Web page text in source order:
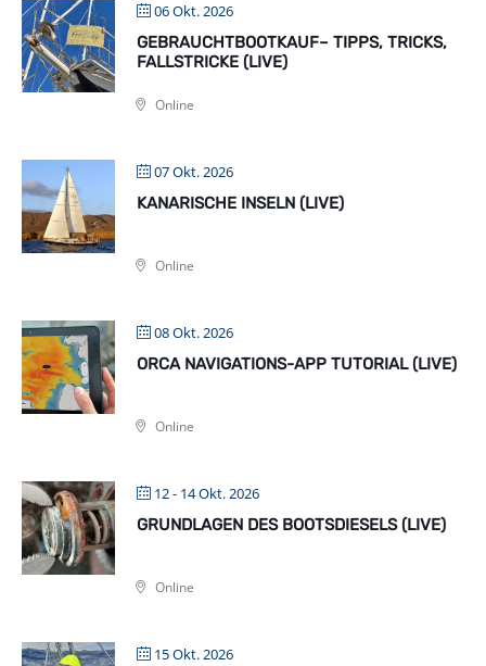
06 Okt. 2026
GEBRAUCHTBOOTKAUF– TIPPS, TRICKS,
FALLSTRICKE (LIVE)
Online
07 Okt. 2026
KANARISCHE INSELN (LIVE)
Online
08 Okt. 2026
ORCA NAVIGATIONS-APP TUTORIAL (LIVE)
Online
12 - 14 Okt. 2026
GRUNDLAGEN DES BOOTSDIESELS (LIVE)
Online
15 Okt. 2026